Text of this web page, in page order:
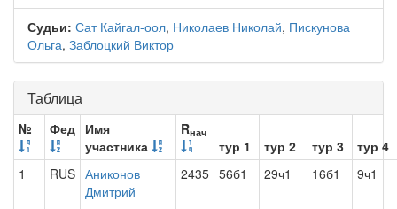
Судьи: Сат Кайгал-оол, Николаев Николай, Пискунова
Ольга, Заблоцкий Виктор
Таблица
№ Фед Имя
участника
Rнач
тур 1 тур 2 тур 3
тур 4
1
RUS Аниконов
Дмитрий
2435 56б1 29ч1 16б1 9ч1